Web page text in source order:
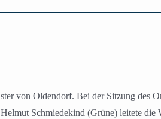
von Oldendorf. Bei der Sitzung des
Schmiedekind (Grüne) leitete